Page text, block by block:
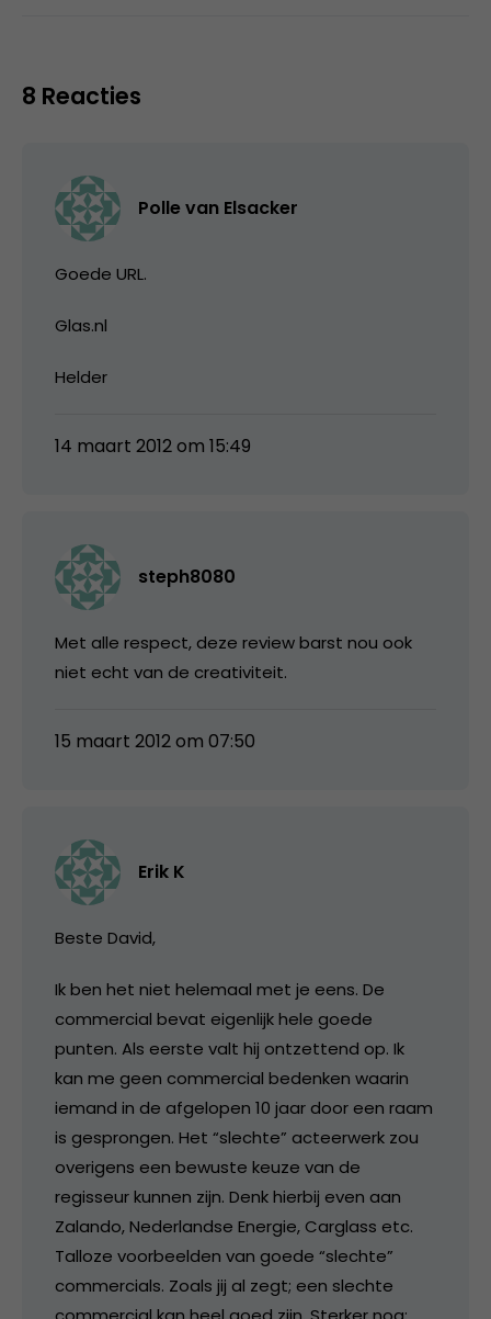
8 Reacties
Polle van Elsacker
Goede URL.
Glas.nl
Helder
14 maart 2012 om 15:49
steph8080
Met alle respect, deze review barst nou ook
niet echt van de creativiteit.
15 maart 2012 om 07:50
Erik K
Beste David,
Ik ben het niet helemaal met je eens. De
commercial bevat eigenlijk hele goede
punten. Als eerste valt hij ontzettend op. Ik
kan me geen commercial bedenken waarin
iemand in de afgelopen 10 jaar door een raam
is gesprongen. Het “slechte” acteerwerk zou
overigens een bewuste keuze van de
regisseur kunnen zijn. Denk hierbij even aan
Zalando, Nederlandse Energie, Carglass etc.
Talloze voorbeelden van goede “slechte”
commercials. Zoals jij al zegt; een slechte